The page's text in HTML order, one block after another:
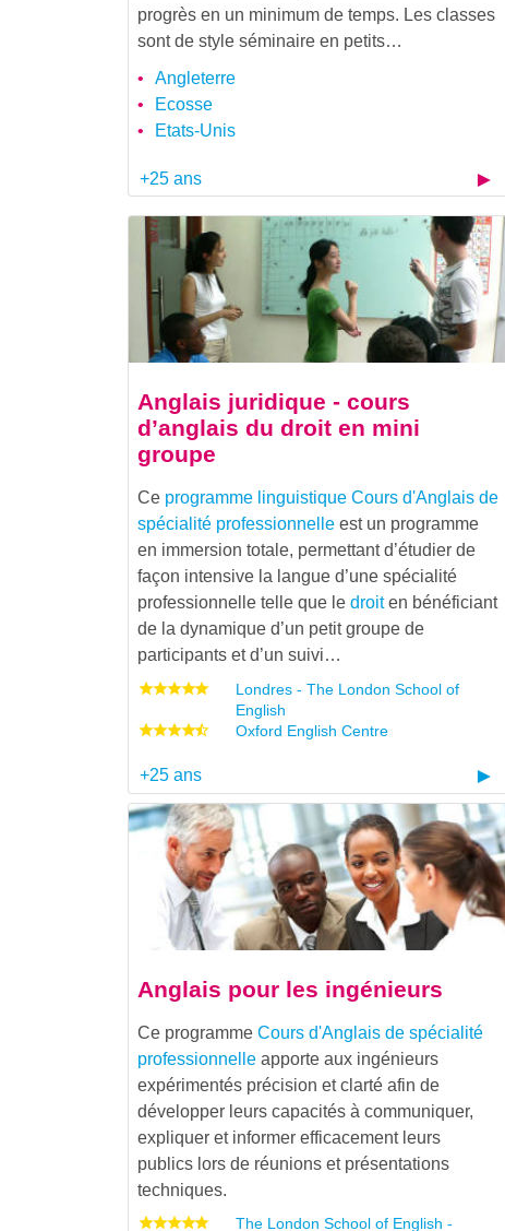
progrès en un minimum de temps. Les classes
sont de style séminaire en petits…
Angleterre
Ecosse
Etats-Unis
+25 ans
Anglais juridique - cours
d’anglais du droit en mini
groupe
Ce programme linguistique Cours d'Anglais de
spécialité professionnelle est un programme
en immersion totale, permettant d’étudier de
façon intensive la langue d’une spécialité
professionnelle telle que le droiten bénéficiant
de la dynamique d’un petit groupe de
participants et d’un suivi…
Londres - The London School of
English
Oxford English Centre
+25 ans
Anglais pour les ingénieurs
Ce programme Cours d'Anglais de spécialité
professionnelle apporte aux ingénieurs
expérimentés précision et clarté afin de
développer leurs capacités à communiquer,
expliquer et informer efficacement leurs
publics lors de réunions et présentations
techniques.
The London School of English -